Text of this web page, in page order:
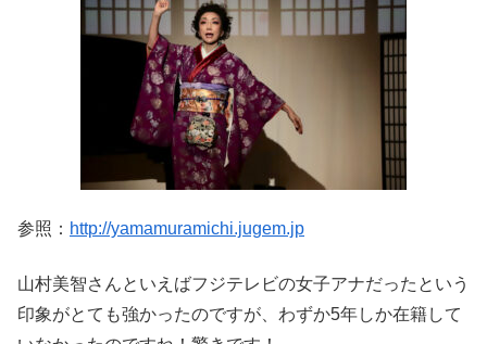
参照： http://yamamuramichi.jugem.jp
山村美智さんといえばフジテレビの女子アナだったという
印象がとても強かったのですが、わずか5年しか在籍して